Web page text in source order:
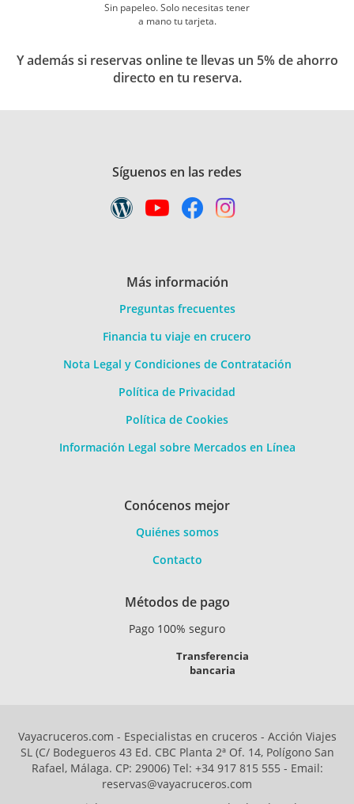
Sin papeleo. Solo necesitas tener
a mano tu tarjeta.
Y además si reservas online te llevas un 5% de ahorro
directo en tu reserva.
Síguenos en las redes
Más información
Preguntas frecuentes
Financia tu viaje en crucero
Nota Legal y Condiciones de Contratación
Política de Privacidad
Política de Cookies
Información Legal sobre Mercados en Línea
Conócenos mejor
Quiénes somos
Contacto
Métodos de pago
Pago 100% seguro
Transferencia
bancaria
Vayacruceros.com - Especialistas en cruceros - Acción Viajes
SL (C/ Bodegueros 43 Ed. CBC Planta 2ª Of. 14, Polígono San
Rafael, Málaga. CP: 29006) Tel: +34 917 815 555 - Email:
reservas@vayacruceros.com